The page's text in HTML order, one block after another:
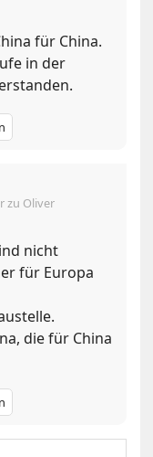
für China.
in der
zu Oliver
nicht
für Europa
die für China